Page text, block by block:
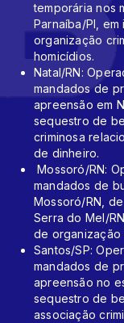
temporária nos
Parnaíba/PI,
organização
homicídios.
Natal/RN:
mandados de
apreensão em
sequestro de
criminosa
de dinheiro.
Mossoró/RN:
mandados de
Mossoró/RN,
Serra do Mel/
de organização
Santos/SP:
mandados de
apreensão no
sequestro de
associação